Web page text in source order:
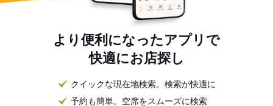
より便利になったアプリで
快適にお店探し
クイックな現在地検索。検索が快適に
予約も簡単。空席をスムーズに検索